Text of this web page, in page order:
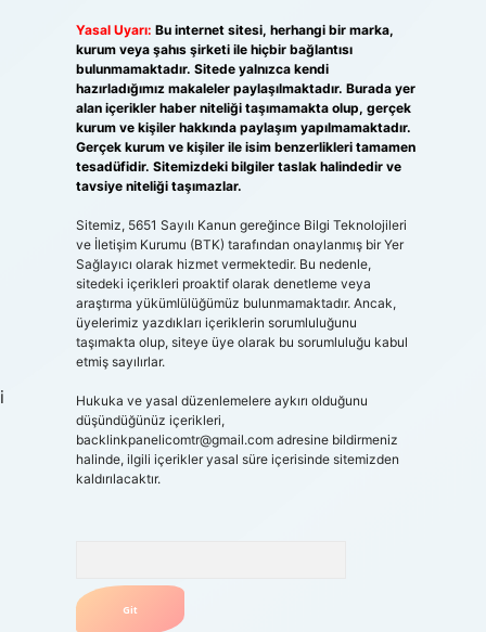
Yasal Uyarı: Bu internet sitesi, herhangi bir marka,
kurum veya şahıs şirketi ile hiçbir bağlantısı
bulunmamaktadır. Sitede yalnızca kendi
hazırladığımız makaleler paylaşılmaktadır. Burada yer
alan içerikler haber niteliği taşımamakta olup, gerçek
kurum ve kişiler hakkında paylaşım yapılmamaktadır.
Gerçek kurum ve kişiler ile isim benzerlikleri tamamen
tesadüfidir. Sitemizdeki bilgiler taslak halindedir ve
tavsiye niteliği taşımazlar.
Sitemiz, 5651 Sayılı Kanun gereğince Bilgi Teknolojileri
ve İletişim Kurumu (BTK) tarafından onaylanmış bir Yer
Sağlayıcı olarak hizmet vermektedir. Bu nedenle,
sitedeki içerikleri proaktif olarak denetleme veya
araştırma yükümlülüğümüz bulunmamaktadır. Ancak,
üyelerimiz yazdıkları içeriklerin sorumluluğunu
taşımakta olup, siteye üye olarak bu sorumluluğu kabul
etmiş sayılırlar.
Hukuka ve yasal düzenlemelere aykırı olduğunu
düşündüğünüz içerikleri,
backlinkpanelicomtr@gmail.comadresine bildirmeniz
halinde, ilgili içerikler yasal süre içerisinde sitemizden
kaldırılacaktır.